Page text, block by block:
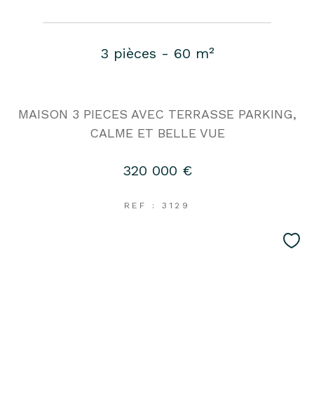
3 pièces - 60 m²
MAISON 3 PIECES AVEC TERRASSE PARKING,
CALME ET BELLE VUE
320 000 €
REF : 3129